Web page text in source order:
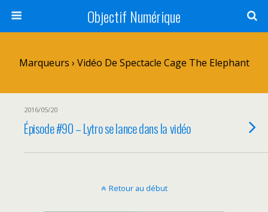
Objectif Numérique
Marqueurs › Vidéo De Spectacle Cage The Elephant
2016/05/20
Épisode #90 – Lytro se lance dans la vidéo
Retour au début